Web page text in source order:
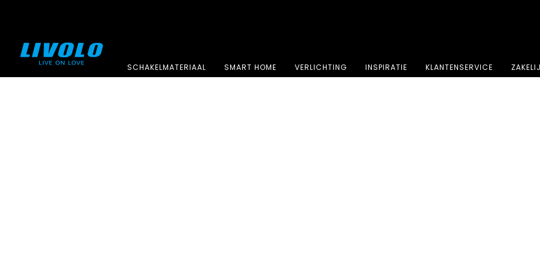
SCHAKELMATERIAAL SMART HOME VERLICHTING INSPIRATIE KLANTENSERVICE